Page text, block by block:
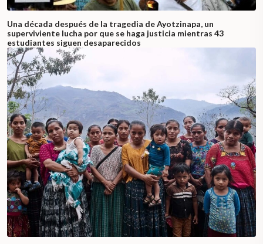
Una década después de la tragedia de Ayotzinapa, un
superviviente lucha por que se haga justicia mientras 43
estudiantes siguen desaparecidos